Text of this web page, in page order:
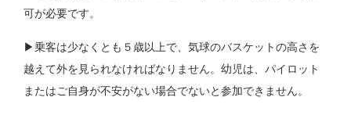
可が必要です。
▶︎乗客は少なくとも５歳以上で、気球のバスケットの高さを
越えて外を見られなければなりません。幼児は、パイロット
またはご自身が不安がない場合でないと参加できません。